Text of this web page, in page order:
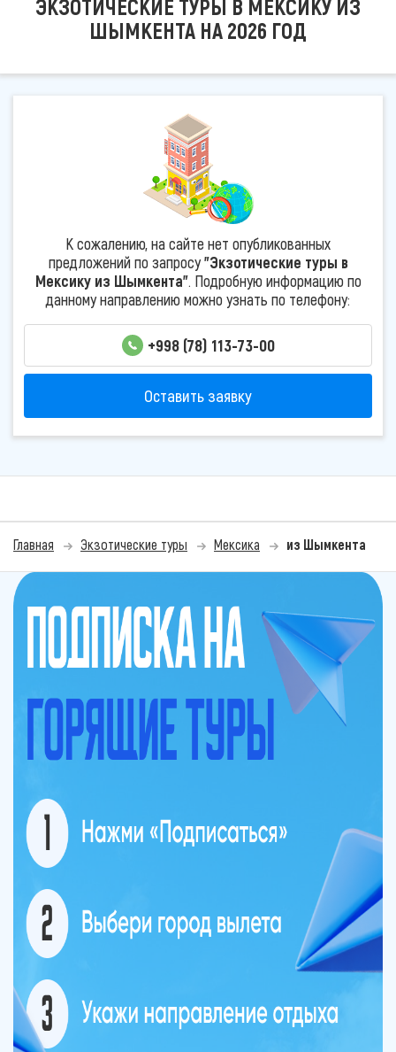
ЭКЗОТИЧЕСКИЕ ТУРЫ В МЕКСИКУ ИЗ
ШЫМКЕНТА НА 2026 ГОД
К сожалению, на сайте нет опубликованных
предложений по запросу"Экзотические туры в
Мексику из Шымкента". Подробную информацию по
данному направлению можно узнать по телефону:
+998 (78) 113-73-00
Оставить заявку
Главная Экзотические туры Мексика из Шымкента